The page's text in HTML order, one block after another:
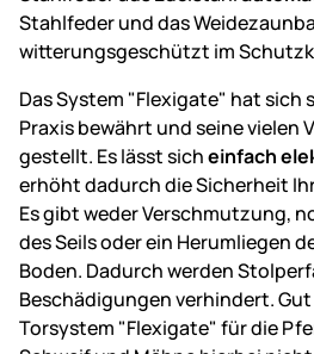
Stahlfeder und das
witterungsgeschützt im
Das System "Flexigate" hat sich
Praxis bewährt und seine vielen
gestellt. Es lässt sicheinfach
erhöht dadurch die Sicherheit
Es gibt weder Verschmutzung,
des Seils oder ein Herumliegen
Boden. Dadurch werden
Beschädigungen verhindert.
Torsystem "Flexigate" für die